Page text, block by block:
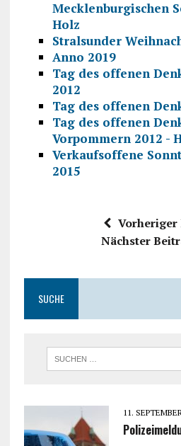
Mecklenburgischen
Holz
Stralsunder
Anno 2019
Tag des offenen
2012
Tag des offenen
Tag des offenen
Vorpommern 2012 -
Verkaufsoffene
2015
Vorheriger
Nächster
SUCHE
11.